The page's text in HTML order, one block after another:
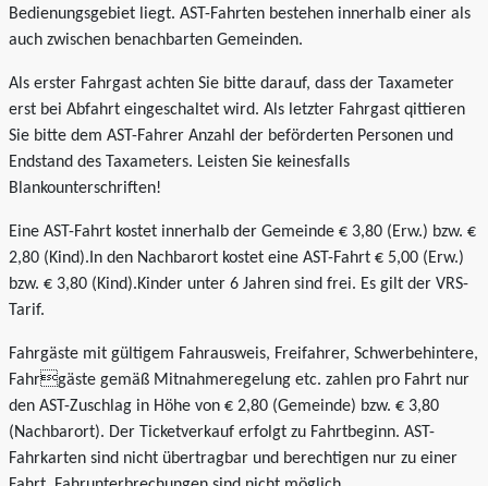
Bedienungsgebiet liegt. AST-Fahrten bestehen innerhalb einer als
auch zwischen benachbarten Gemeinden.
Als erster Fahrgast achten Sie bitte darauf, dass der Taxameter
erst bei Abfahrt eingeschaltet wird. Als letzter Fahrgast qittieren
Sie bitte dem AST-Fahrer Anzahl der beförderten Personen und
Endstand des Taxameters. Leisten Sie keinesfalls
Blankounterschriften!
Eine AST-Fahrt kostet innerhalb der Gemeinde € 3,80 (Erw.) bzw. €
2,80 (Kind).In den Nachbarort kostet eine AST-Fahrt € 5,00 (Erw.)
bzw. € 3,80 (Kind).Kinder unter 6 Jahren sind frei. Es gilt der VRS-
Tarif.
Fahrgäste mit gültigem Fahrausweis, Freifahrer, Schwerbehintere,
Fahrgäste gemäß Mitnahmeregelung etc. zahlen pro Fahrt nur
den AST-Zuschlag in Höhe von € 2,80 (Gemeinde) bzw. € 3,80
(Nachbarort). Der Ticketverkauf erfolgt zu Fahrtbeginn. AST-
Fahrkarten sind nicht übertragbar und berechtigen nur zu einer